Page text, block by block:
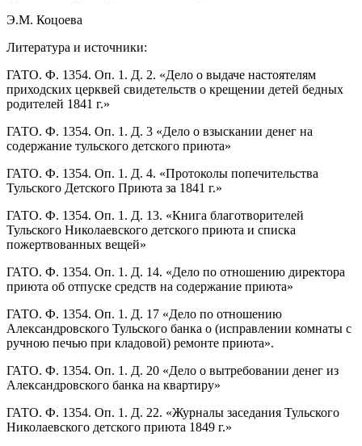
Э.М. Коцоева
Литература и источники:
ГАТО. Ф. 1354. Оп. 1. Д. 2. «Дело о выдаче настоятелям
приходских церквей свидетельств о крещении детей бедных
родителей 1841 г.»
ГАТО. Ф. 1354. Оп. 1. Д. 3 «Дело о взыскании денег на
содержание тульского детского приюта»
ГАТО. Ф. 1354. Оп. 1. Д. 4. «Протоколы попечительства
Тульского Детского Приюта за 1841 г.»
ГАТО. Ф. 1354. Оп. 1. Д. 13. «Книга благотворителей
Тульского Николаевского детского приюта и списка
пожертвованных вещей»
ГАТО. Ф. 1354. Оп. 1. Д. 14. «Дело по отношению директора
приюта об отпуске средств на содержание приюта»
ГАТО. Ф. 1354. Оп. 1. Д. 17 «Дело по отношению
Александровского Тульского банка о (исправлении комнаты с
ручною печью при кладовой) ремонте приюта».
ГАТО. Ф. 1354. Оп. 1. Д. 20 «Дело о вытребовании денег из
Александровского банка на квартиру»
ГАТО. Ф. 1354. Оп. 1. Д. 22. «Журналы заседания Тульского
Николаевского детского приюта 1849 г.»